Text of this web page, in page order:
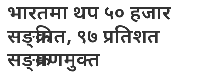
भारतमा थप ५० हजार
सङ्क्रमित, ९७ प्रतिशत
सङ्क्रमणमुक्त